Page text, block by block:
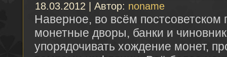
18.03.2012 | Автор: noname
Наверное, во всём постсоветском
монетные дворы, банки и
упорядочивать хождение монет,